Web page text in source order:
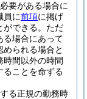
要がある場合に
員に前項に掲げ
できる。 ただ
る場合にあって
られる場合と
時間以外の時間
ることを命ずる
る正規の勤務時